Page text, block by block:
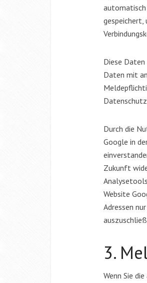
automatisch
gespeichert,
Diese
Daten mit
Durch die
Google in
Zukunft
Website
Adressen
3.
Wenn Sie